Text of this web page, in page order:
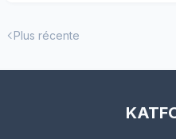
Plus récente